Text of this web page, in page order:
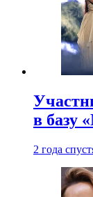
в базу
2 года